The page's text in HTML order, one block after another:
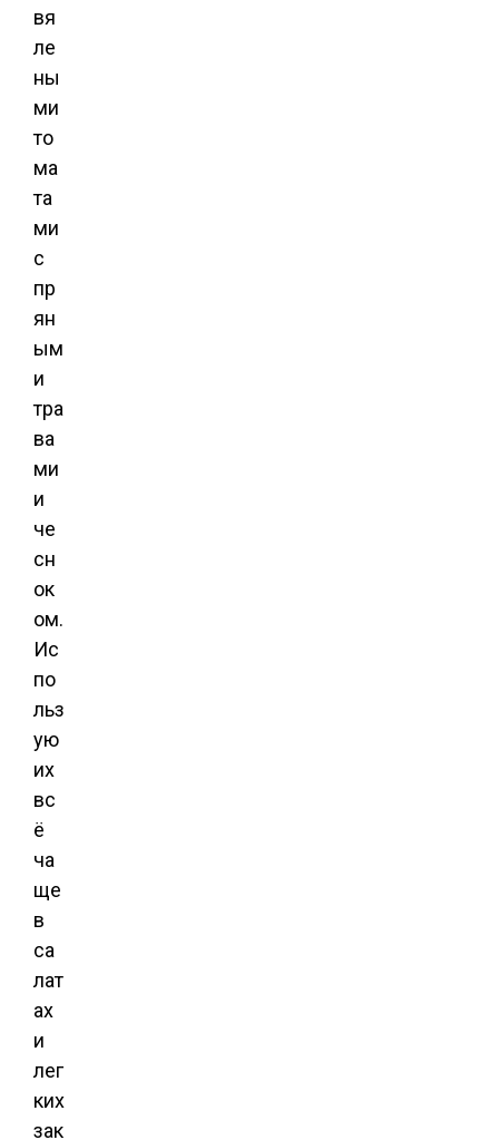
вя
ле
ны
ми
то
ма
та
ми
с
пр
ян
ым
и
тра
ва
ми
и
че
сн
ок
ом.
Ис
по
льз
ую
их
вс
ё
ча
ще
в
са
лат
ах
и
лег
ких
зак